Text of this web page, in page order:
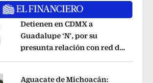
window
Detienen en CDMX a
Guadalupe ‘N’, por su
presunta relación con red de
Aguacate de Michoacán: